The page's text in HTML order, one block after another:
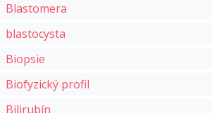
Blastomera
blastocysta
Biopsie
Biofyzický profil
Bilirubín